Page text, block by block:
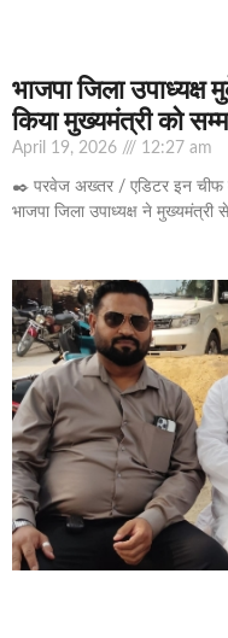
भाजपा जिला
किया मुख्यमंत्री को
April 19, 2026 12:27 am
✒️ परवेज अख्तर / एडिटर इन चीफ
भाजपा जिला उपाध्यक्ष ने